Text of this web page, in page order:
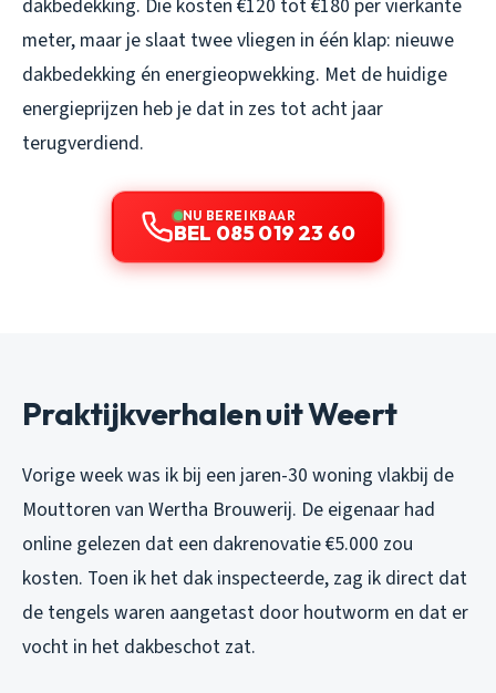
dakbedekking. Die kosten €120 tot €180 per vierkante
meter, maar je slaat twee vliegen in één klap: nieuwe
dakbedekking én energieopwekking. Met de huidige
energieprijzen heb je dat in zes tot acht jaar
terugverdiend.
NU BEREIKBAAR
BEL 085 019 23 60
Praktijkverhalen uit Weert
Vorige week was ik bij een jaren-30 woning vlakbij de
Mouttoren van Wertha Brouwerij. De eigenaar had
online gelezen dat een dakrenovatie €5.000 zou
kosten. Toen ik het dak inspecteerde, zag ik direct dat
de tengels waren aangetast door houtworm en dat er
vocht in het dakbeschot zat.